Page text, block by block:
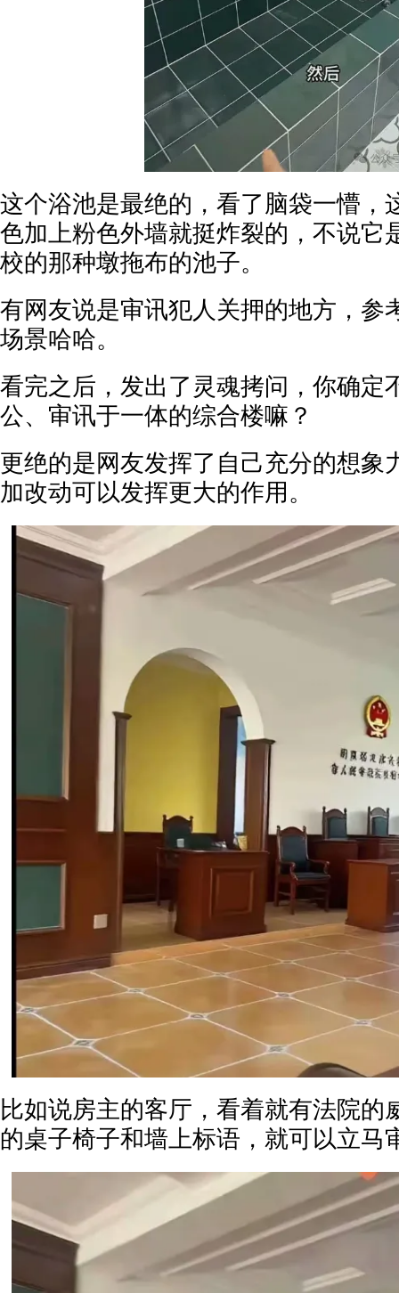
这个浴池是最绝的，看了脑袋一懵，
色加上粉色外墙就挺炸裂的，不说它
校的那种墩拖布的池子。
有网友说是审讯犯人关押的地方，参
场景哈哈。
看完之后，发出了灵魂拷问，你确定
公、审讯于一体的综合楼嘛？
更绝的是网友发挥了自己充分的想象
加改动可以发挥更大的作用。
比如说房主的客厅，看着就有法院的
的桌子椅子和墙上标语，就可以立马